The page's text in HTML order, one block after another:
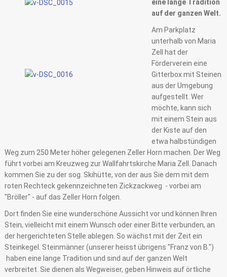
eine lange Tradition
auf der ganzen Welt.
Am Parkplatz
unterhalb von Maria
Zell hat der
Förderverein eine
Gitterbox mit Steinen
aus der Umgebung
aufgestellt. Wer
möchte, kann sich
mit einem Stein aus
der Kiste auf den
etwa halbstündigen
Weg zum 250 Meter höher gelegenen Zeller Horn machen. Der Weg
führt vorbei am Kreuzweg zur Wallfahrtskirche Maria Zell. Danach
kommen Sie zu der sog. Skihütte, von der aus Sie dem mit dem
roten Rechteck gekennzeichneten Zickzackweg - vorbei am
"Bröller" - auf das Zeller Horn folgen.
Dort finden Sie eine wunderschöne Aussicht vor und können Ihren
Stein, vielleicht mit einem Wunsch oder einer Bitte verbunden, an
der hergerichteten Stelle ablegen. So wächst mit der Zeit ein
Steinkegel. Steinmänner (unserer heisst übrigens "Franz von B.")
haben eine lange Tradition und sind auf der ganzen Welt
verbreitet. Sie dienen als Wegweiser, geben Hinweis auf örtliche